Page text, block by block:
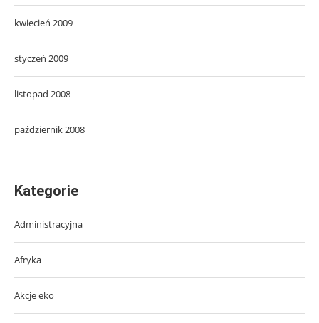
kwiecień 2009
styczeń 2009
listopad 2008
październik 2008
Kategorie
Administracyjna
Afryka
Akcje eko